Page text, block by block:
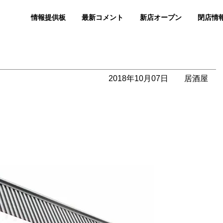
情報提供板 最新コメント 新店オープン 閉店情
2018年10月07日 居酒屋